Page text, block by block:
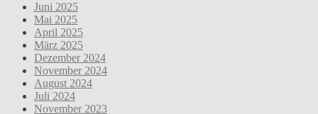
Juni 2025
Mai 2025
April 2025
März 2025
Dezember 2024
November 2024
August 2024
Juli 2024
November 2023